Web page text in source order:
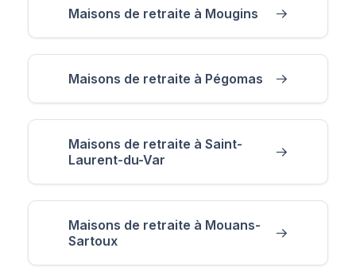
Maisons de retraite à Mougins
Maisons de retraite à Pégomas
Maisons de retraite à Saint-
Laurent-du-Var
Maisons de retraite à Mouans-
Sartoux